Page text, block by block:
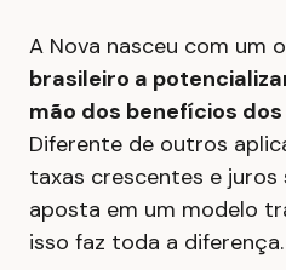
A Nova nasceu com um
brasileiro a
mão dos benefícios
Diferente de outros
taxas crescentes e juros
aposta em um modelo
isso faz toda a diferença.